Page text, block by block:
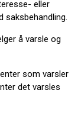
eller
saksbehandling.
å varsle og
som varsler
det varsles